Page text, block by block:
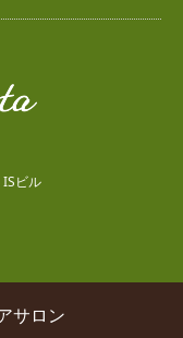
ビル
サロン